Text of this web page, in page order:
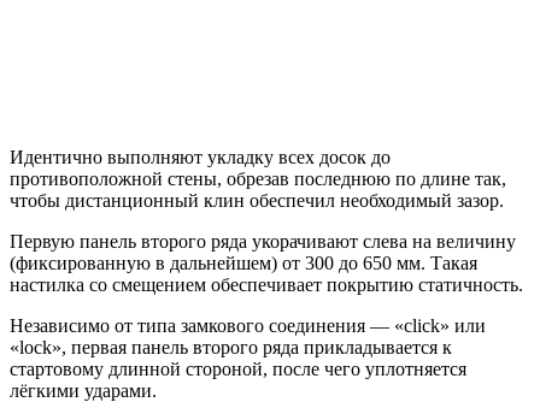
Идентично выполняют укладку всех досок до
противоположной стены, обрезав последнюю по длине так,
чтобы дистанционный клин обеспечил необходимый зазор.
Первую панель второго ряда укорачивают слева на величину
(фиксированную в дальнейшем) от 300 до 650 мм. Такая
настилка со смещением обеспечивает покрытию статичность.
Независимо от типа замкового соединения — «click» или
«lock», первая панель второго ряда прикладывается к
стартовому длинной стороной, после чего уплотняется
лёгкими ударами.